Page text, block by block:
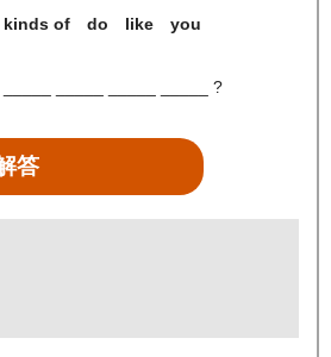
kinds of do like you
_____ _____ _____ ?
答